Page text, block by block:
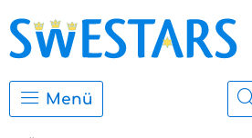
Menü